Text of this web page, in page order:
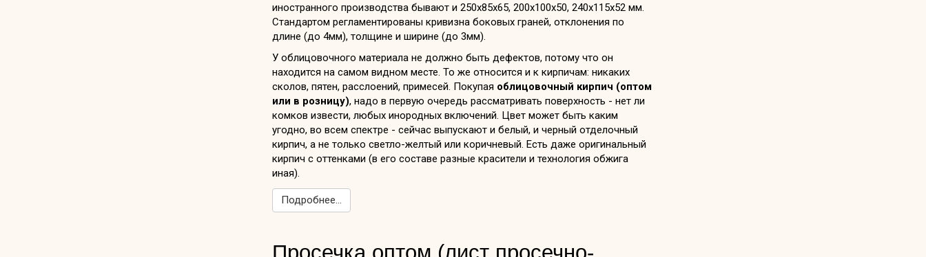
иностранного производства бывают и 250х85х65, 200х100х50, 240х115х52 мм.
Стандартом регламентированы кривизна боковых граней, отклонения по
длине (до 4мм), толщине и ширине (до 3мм).
У облицовочного материала не должно быть дефектов, потому что он
находится на самом видном месте. То же относится и к кирпичам: никаких
сколов, пятен, расслоений, примесей. Покупая облицовочный кирпич (оптом
или в розницу), надо в первую очередь рассматривать поверхность - нет ли
комков извести, любых инородных включений. Цвет может быть каким
угодно, во всем спектре - сейчас выпускают и белый, и черный отделочный
кирпич, а не только светло-желтый или коричневый. Есть даже оригинальный
кирпич с оттенками (в его составе разные красители и технология обжига
иная).
Подробнее...
Просечка оптом (лист просечно-